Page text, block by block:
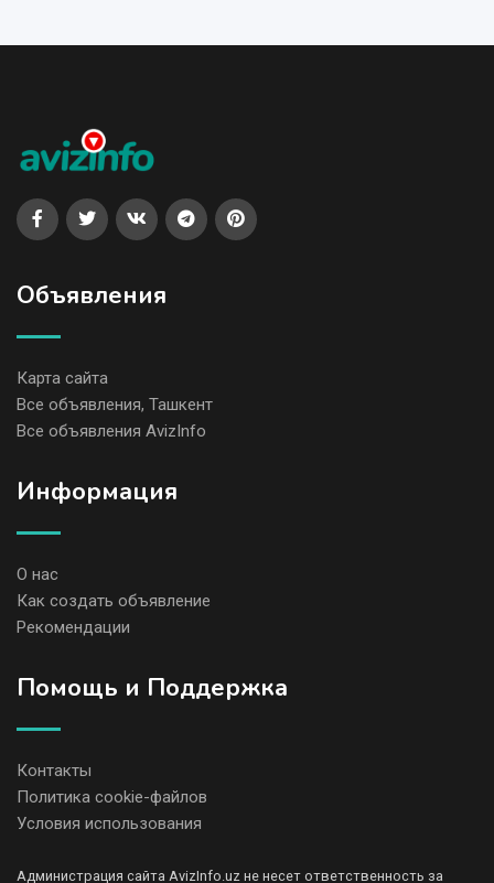
Объявления
Карта сайта
Все объявления, Ташкент
Все объявления AvizInfo
Информация
О нас
Как создать объявление
Рекомендации
Помощь и Поддержка
Контакты
Политика cookie-файлов
Условия использования
Администрация сайта AvizInfo.uz не несет ответственность за